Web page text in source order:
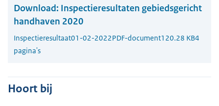
Download: Inspectieresultaten gebiedsgericht
handhaven 2020
Inspectieresultaat01-02-2022PDF-document120.28 KB4
pagina's
Hoort bij